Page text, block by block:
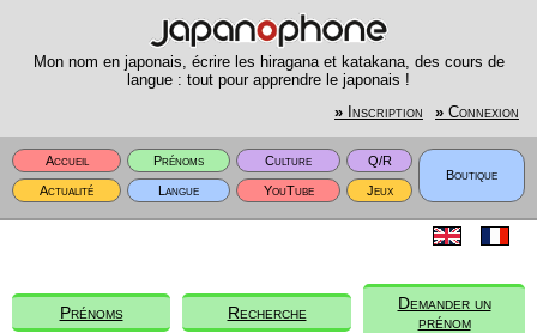
Mon nom en japonais, écrire les hiragana et katakana, des cours de
langue : tout pour apprendre le japonais !
» Inscription » Connexion
Accueil Prénoms Culture
Q/R
Boutique
Actualité
Langue YouTube Jeux
Prénoms Recherche
Demander un
prénom